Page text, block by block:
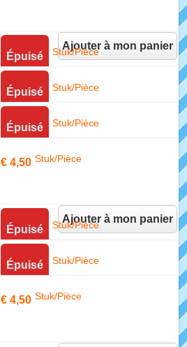
Ajouter à mon panier
Épuisé Stuk/Pièce
Épuisé Stuk/Pièce
Épuisé Stuk/Pièce
€ 4,50 Stuk/Pièce
Ajouter à mon panier
Épuisé Stuk/Pièce
Épuisé Stuk/Pièce
€ 4,50 Stuk/Pièce